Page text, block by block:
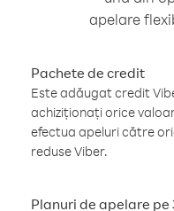
apelare
Pachete de credit
Este adăugat credit
achiziționați orice
efectua apeluri către
reduse Viber.
Planuri de apelare pe